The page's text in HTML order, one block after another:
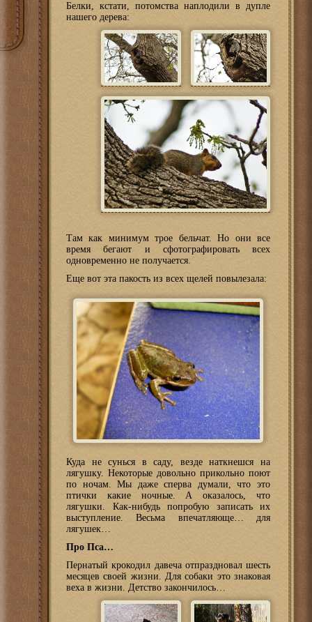
Белки, кстати, потомства наплодили в дупле
нашего дерева:
Там как минимум трое бельчат. Но они все
время бегают и сфотографировать всех
одновременно не получается.
Еще вот эта пакость из всех щелей повылезала:
Куда не сунься в саду, везде наткнешся на
лягушку. Некоторые довольно прикольно поют
по ночам. Мы даже сперва думали, что это
птички какие ночные. А оказалось, что
лягушки. Как-нибудь попробую записать их
выступление. Весьма впечатляюще… для
лягушек…
Про Пса…
Пернатый крокодил давеча отпраздновал шесть
месяцев своей жизни. Для собаки это знаковая
веха в жизни. Детство закончилось…